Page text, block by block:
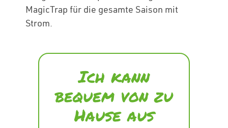
MagicTrap für die gesamte Saison mit
Strom.
Ich kann
bequem von zu
Hause aus